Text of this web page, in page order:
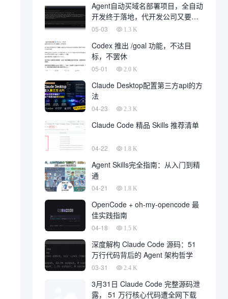
Agent自动买域名部署项目，全自动
开发终于落地，代开发公司又要倒
一大片
05-03 1.3 K
Codex 推出 /goal 功能，不达目
标，不罢休
05-01 2.0 K
Claude Desktop配置第三方api的方
法
04-23 2.3 K
Claude Code 精品 Skills 推荐清单
04-22 1.8 K
Agent Skills完全指南：从入门到精
通
04-21 1.8 K
OpenCode + oh-my-opencode 最
佳实践指南
04-18 1.5 K
深度解构 Claude Code 源码：51
万行代码背后的 Agent 架构哲学
03-31 2.4 K
3月31日 Claude Code 完整源码泄
露， 51 万行核心代码遭全网下载